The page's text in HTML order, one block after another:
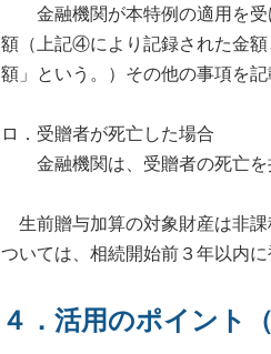
金融機関が本特例の適用を受
額（上記④により記録された金
額」という。）その他の事項を
ロ．受贈者が死亡した場合
金融機関は、受贈者の死亡を
生前贈与加算の対象財産は非課
ついては、相続開始前３年以内
４．活用のポイント